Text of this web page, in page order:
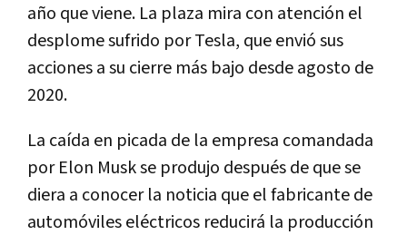
año que viene. La plaza mira con atención el
desplome sufrido por Tesla, que envió sus
acciones a su cierre más bajo desde agosto de
2020.
La caída en picada de la empresa comandada
por Elon Musk se produjo después de que se
diera a conocer la noticia que el fabricante de
automóviles eléctricos reducirá la producción